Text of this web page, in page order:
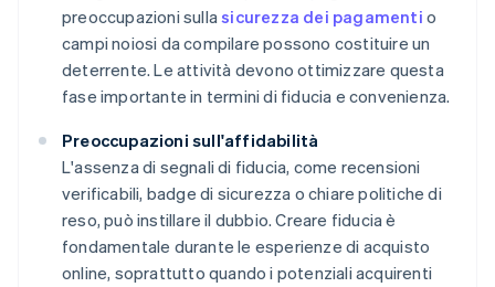
preoccupazioni sullasicurezza dei pagamenti o
campi noiosi da compilare possono costituire un
deterrente. Le attività devono ottimizzare questa
fase importante in termini di fiducia e convenienza.
Preoccupazioni sull'affidabilità
L'assenza di segnali di fiducia, come recensioni
verificabili, badge di sicurezza o chiare politiche di
reso, può instillare il dubbio. Creare fiducia è
fondamentale durante le esperienze di acquisto
online, soprattutto quando i potenziali acquirenti